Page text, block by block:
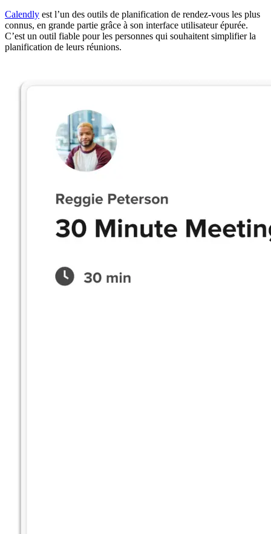
Calendly est l’un des outils de planification de rendez-vous les plus
connus, en grande partie grâce à son interface utilisateur épurée.
C’est un outil fiable pour les personnes qui souhaitent simplifier la
planification de leurs réunions.